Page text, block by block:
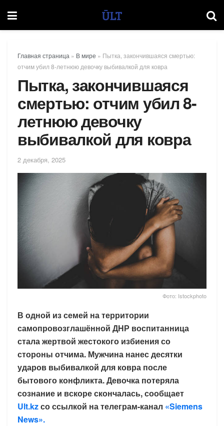
Главная страница » В мире » Пытка, закончившаяся смертью:
отчим убил 8-летнюю девочку выбивалкой для ковра
Пытка, закончившаяся
смертью: отчим убил 8-
летнюю девочку
выбивалкой для ковра
2 декабря, 2025
Фото: Istockphoto
В одной из семей на территории
самопровозглашённой ДНР воспитанница
стала жертвой жестокого избиения со
стороны отчима. Мужчина нанес десятки
ударов выбивалкой для ковра после
бытового конфликта. Девочка потеряла
сознание и вскоре скончалась, сообщает
Ult.kzсо ссылкой на телеграм-канал «Siemens
News».